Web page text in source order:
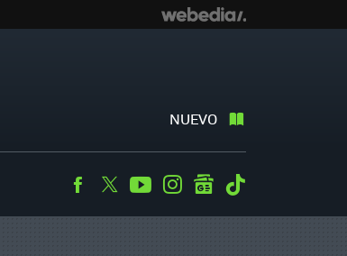
NUEVO
Facebook
TwitterYoutubeInstagramgooglenews